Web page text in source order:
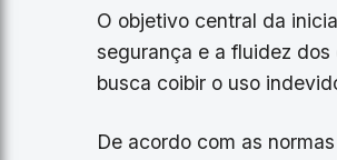
​O objetivo central da
segurança e a fluidez
busca coibir o uso
​De acordo com as